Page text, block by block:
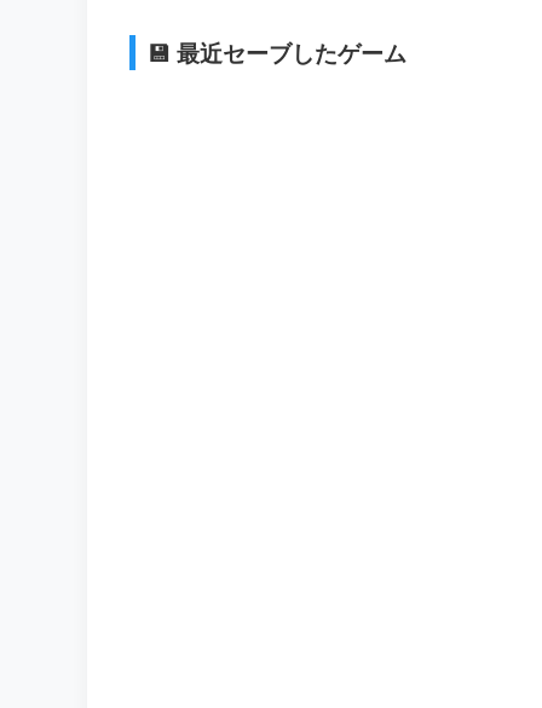
💾 最近セーブしたゲーム